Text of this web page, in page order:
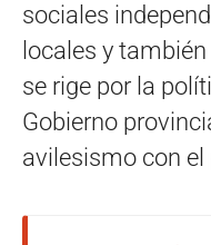
sociales
locales y
se rige por la
Gobierno
avilesismo con